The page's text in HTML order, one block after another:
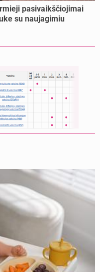
pasivaikščiojimai
su naujagimiu